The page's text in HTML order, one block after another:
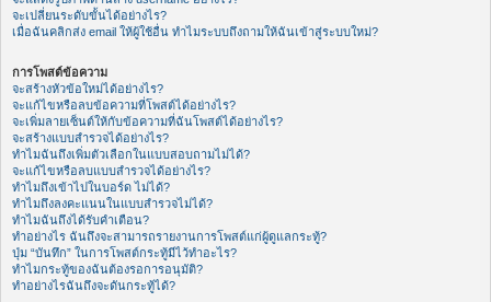
จะเปลี่ยนระดับขั้นได้อย่างไร?
เมื่อฉันคลิกส่ง email ให้ผู้ใช้อื่น ทำไมระบบถึงถามให้ฉันเข้าสู่ระบบใหม่?
การโพสต์ข้อความ
จะสร้างหัวข้อใหม่ได้อย่างไร?
จะแก้ไขหรือลบข้อความที่โพสต์ได้อย่างไร?
จะเพิ่มลายเซ็นต์ให้กับข้อความที่ฉันโพสต์ได้อย่างไร?
จะสร้างแบบสำรวจได้อย่างไร?
ทำไมฉันถึงเพิ่มตัวเลือกในแบบสอบถามไม่ได้?
จะแก้ไขหรือลบแบบสำรวจได้อย่างไร?
ทำไมถึงเข้าไปในบอร์ด ไม่ได้?
ทำไมถึงลงคะแนนในแบบสำรวจไม่ได้?
ทำไมฉันถึงได้รับคำเตือน?
ทำอย่างไร ฉันถึงจะสามารถรายงานการโพสต์แก่ผู้ดูแลกระทู้?
ปุ่ม “บันทึก” ในการโพสต์กระทู้มีไว้ทำอะไร?
ทำไมกระทู้ของฉันต้องรอการอนุมัติ?
ทำอย่างไรฉันถึงจะดันกระทู้ได้?